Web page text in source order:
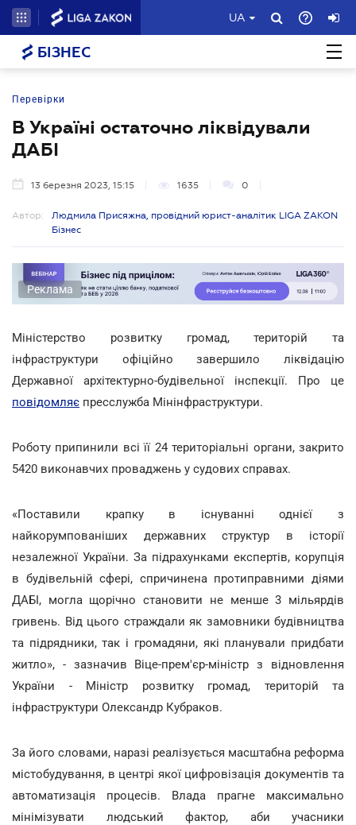
UA
БІЗНЕС
Перевірки
В Україні остаточно ліквідували
ДАБІ
13 березня 2023, 15:15 1635 0
Автор:
Людмила Присяжна, провідний юрист-аналітик LIGA ZAKON
Бізнес
Реклама
Міністерство розвитку громад, територій та
інфраструктури офіційно завершило ліквідацію
Державної архітектурно-будівельної інспекції. Про це
повідомляє пресслужба Мінінфраструктури.
Роботу припинили всі її 24 територіальні органи, закрито
5420 виконавчих проваджень у судових справах.
«Поставили крапку в існуванні однієї з
найкорумпованіших державних структур в історії
незалежної України. За підрахунками експертів, корупція
в будівельній сфері, спричинена протиправними діями
ДАБІ, могла щорічно становити не менше 3 мільярдів
гривень. Від цього страждали як замовники будівництва
та підрядники, так і громадяни, які планували придбати
житло», - зазначив Віце-прем'єр-міністр з відновлення
України - Міністр розвитку громад, територій та
інфраструктури Олександр Кубраков.
За його словами, наразі реалізується масштабна реформа
містобудування, в центрі якої цифровізація документів та
автоматизація процесів. Влада прагне максимально
мінімізувати людський фактор, аби учасники